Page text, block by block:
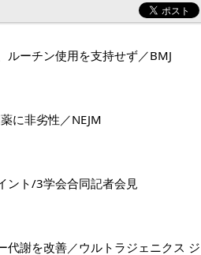
ルーチン使用を支持せず／BMJ
に非劣性／NEJM
ント/3学会合同記者会見